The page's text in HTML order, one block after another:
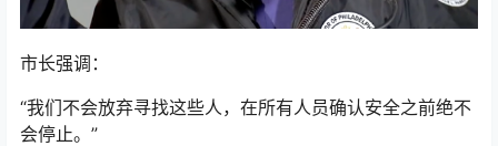
市长强调：
“我们不会放弃寻找这些人，在所有人员确认安全之前绝不
会停止。”